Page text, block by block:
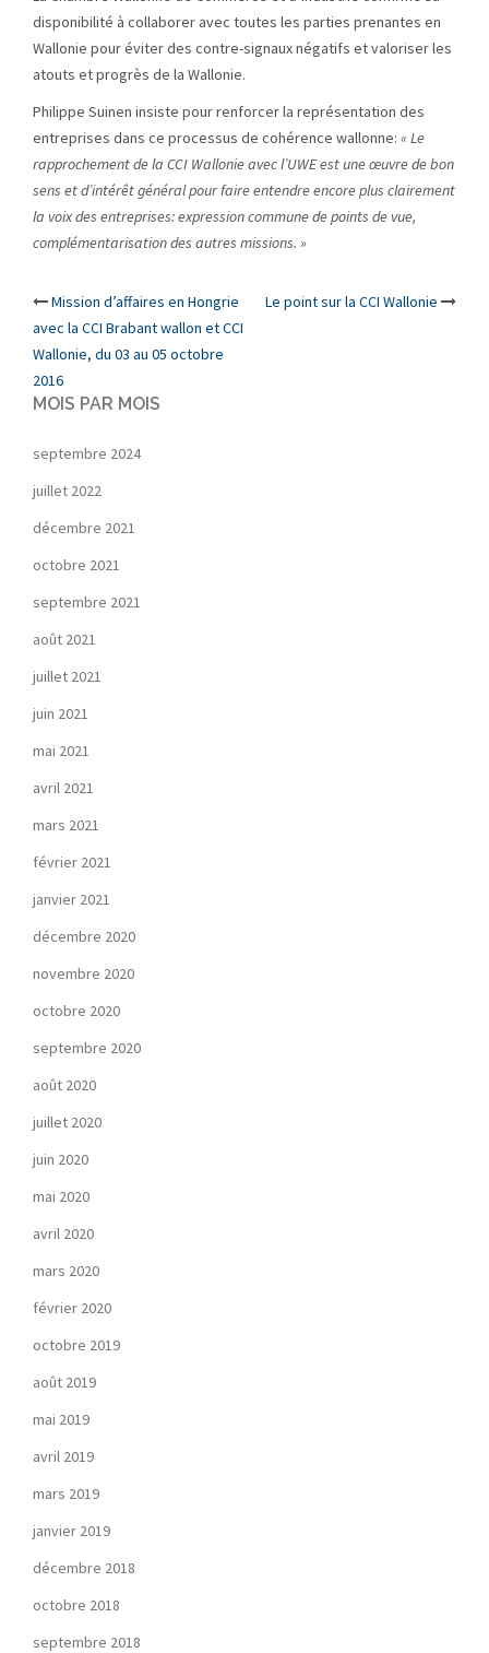
disponibilité à collaborer avec toutes les parties prenantes en
Wallonie pour éviter des contre-signaux négatifs et valoriser les
atouts et progrès de la Wallonie.
Philippe Suinen insiste pour renforcer la représentation des
entreprises dans ce processus de cohérence wallonne: « Le
rapprochement de la CCI Wallonie avec l’UWE est une œuvre de bon
sens et d’intérêt général pour faire entendre encore plus clairement
la voix des entreprises: expression commune de points de vue,
complémentarisation des autres missions. »
Post
navigation
Mission d’affaires en Hongrie
avec la CCI Brabant wallon et CCI
Wallonie, du 03 au 05 octobre
2016
Le point sur la CCI Wallonie
MOIS PAR MOIS
septembre 2024
juillet 2022
décembre 2021
octobre 2021
septembre 2021
août 2021
juillet 2021
juin 2021
mai 2021
avril 2021
mars 2021
février 2021
janvier 2021
décembre 2020
novembre 2020
octobre 2020
septembre 2020
août 2020
juillet 2020
juin 2020
mai 2020
avril 2020
mars 2020
février 2020
octobre 2019
août 2019
mai 2019
avril 2019
mars 2019
janvier 2019
décembre 2018
octobre 2018
septembre 2018